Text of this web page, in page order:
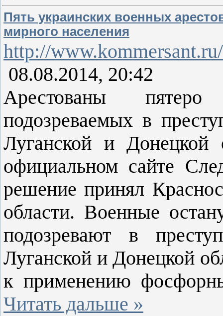
Пять украинских военных
мирного населения
http://
08.08.2014, 20:42
Арестованы пятеро
подозреваемых в
Луганской и Донецкой
официальном сайте
решение принял
области. Военные
подозревают в
Луганской и Донецкой
к применению
Читать дальше »